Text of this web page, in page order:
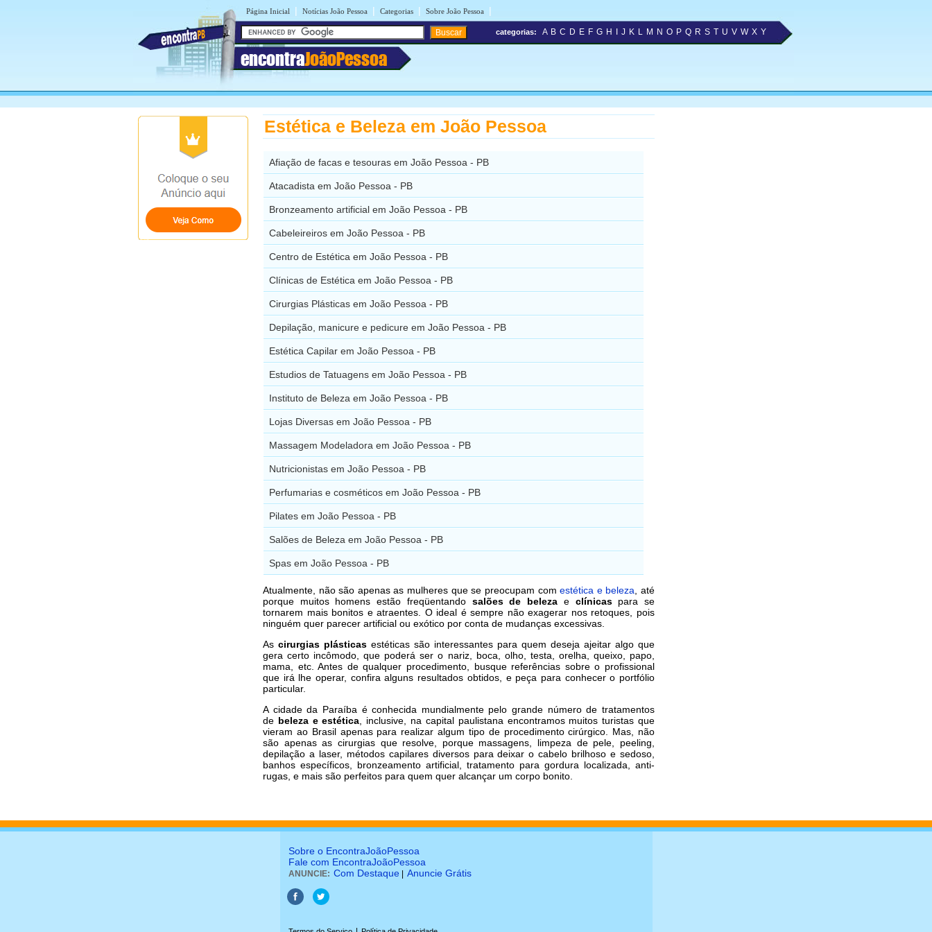
Página Inicial | Notícias João Pessoa | Categorias | Sobre João Pessoa |
encontraJoãoPessoa
categorias: A B C D E F G H J K L M N O P Q R S T U V W X Y
Estética e Beleza em João Pessoa
Afiação de facas e tesouras em João Pessoa - PB
Atacadista em João Pessoa - PB
Bronzeamento artificial em João Pessoa - PB
Cabeleireiros em João Pessoa - PB
Centro de Estética em João Pessoa - PB
Clínicas de Estética em João Pessoa - PB
Cirurgias Plásticas em João Pessoa - PB
Depilação, manicure e pedicure em João Pessoa - PB
Estética Capilar em João Pessoa - PB
Estudios de Tatuagens em João Pessoa - PB
Instituto de Beleza em João Pessoa - PB
Lojas Diversas em João Pessoa - PB
Massagem Modeladora em João Pessoa - PB
Nutricionistas em João Pessoa - PB
Perfumarias e cosméticos em João Pessoa - PB
Pilates em João Pessoa - PB
Salões de Beleza em João Pessoa - PB
Spas em João Pessoa - PB
Atualmente, não são apenas as mulheres que se preocupam comestética e beleza , até
porque muitos homens estão freqüentando salões de beleza e clínicaspara se
tornarem mais bonitos e atraentes. O ideal é sempre não exagerar nos retoques, pois
ninguém quer parecer artificial ou exótico por conta de mudanças excessivas.
As cirurgias plásticas estéticas são interessantes para quem deseja ajeitar algo que
gera certo incômodo, que poderá ser o nariz, boca, olho, testa, orelha, queixo, papo,
mama, etc. Antes de qualquer procedimento, busque referências sobre o profissional
que irá lhe operar, confira alguns resultados obtidos, e peça para conhecer o portfólio
particular.
A cidade da Paraíba é conhecida mundialmente pelo grande número de tratamentos
de beleza e estética , inclusive, na capital paulistana encontramos muitos turistas que
vieram ao Brasil apenas para realizar algum tipo de procedimento cirúrgico. Mas, não
são apenas as cirurgias que resolve, porque massagens, limpeza de pele, peeling,
depilação a laser, métodos capilares diversos para deixar o cabelo brilhoso e sedoso,
banhos específicos, bronzeamento artificial, tratamento para gordura localizada, anti-
rugas, e mais são perfeitos para quem quer alcançar um corpo bonito.
Sobre o EncontraJoãoPessoa
Fale com EncontraJoãoPessoa
ANUNCIE: Com Destaque Anuncie Grátis